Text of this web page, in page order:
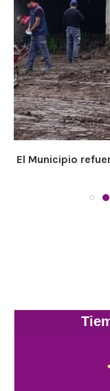
El Municipio